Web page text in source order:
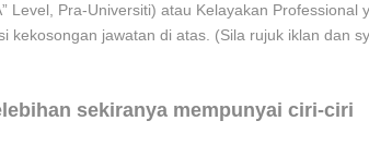
Level, Pra-Universiti) atau Kelayakan Professional
kekosongan jawatan di atas. (Sila rujuk iklan dan
sekiranya mempunyai ciri-ciri